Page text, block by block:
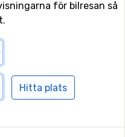
för bilresan så